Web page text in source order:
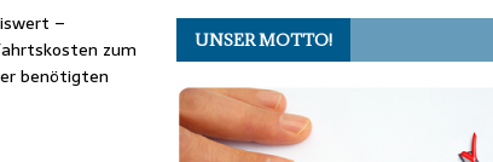
–
zum
benötigten
UNSER MOTTO!